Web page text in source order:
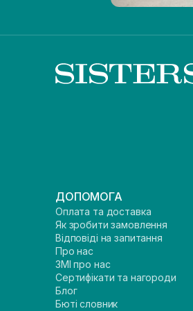
ДОПОМОГА
Оплата та доставка
Як зробити замовлення
Відповіді на запитання
Про нас
ЗМІ про нас
Сертифікати та нагороди
Блог
Бюті словник